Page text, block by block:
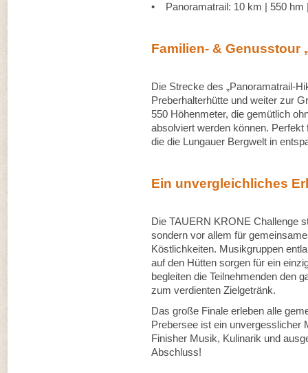
• Panoramatrail: 10 km | 550 hm
Familien- & Genusstour
Die Strecke des „Panoramatrail-
Preberhalterhütte und weiter zur
550 Höhenmeter, die gemütlich
absolviert werden können.
die die Lungauer Bergwelt in
Ein unvergleichliches
Die TAUERN KRONE Challenge
sondern vor allem für
Köstlichkeiten. Musikgruppen
auf den Hütten sorgen für ein
begleiten die Teilnehmenden den
zum verdienten Zielgetränk.
Das große Finale erleben alle
Prebersee ist ein unvergesslicher
Finisher Musik, Kulinarik und
Abschluss!